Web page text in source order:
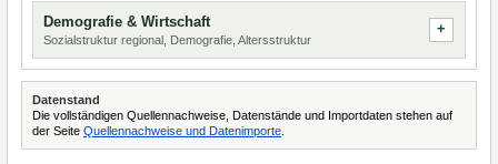
Demografie & Wirtschaft
Sozialstruktur regional, Demografie, Altersstruktur
Datenstand
Die vollständigen Quellennachweise, Datenstände und Importdaten stehen auf
der Seite Quellennachweise und Datenimporte